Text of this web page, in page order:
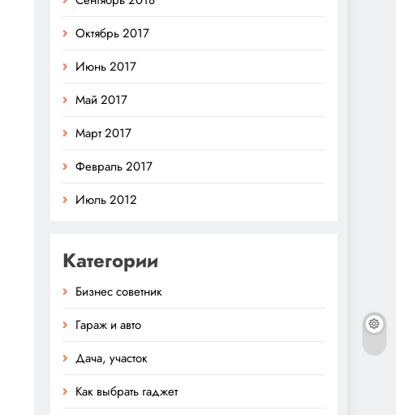
Октябрь 2017
Июнь 2017
Май 2017
Март 2017
Февраль 2017
Июль 2012
Категории
Бизнес советник
Гараж и авто
Дача, участок
Как выбрать гаджет